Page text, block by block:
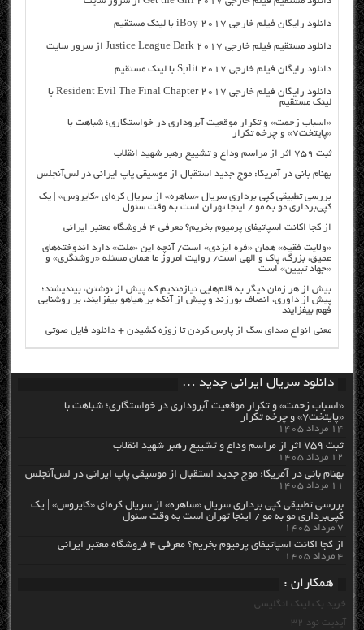
دانلود رایگان فیلم خارجی iBoy 2017 با لینک مستقیم
دانلود مستقیم فیلم خارجی Justice League Dark 2017 از سرور سایت
دانلود رایگان فیلم خارجی Split 2017 با لینک مستقیم
دانلود رایگان فیلم خارجی Resident Evil The Final Chapter 2017 با
لینک مستقیم
«اسباب زحمت» و تکرار موقعیت آبروداری در خواستگاری؛ شباهت با
«پایتخت۷» و چرخه تکرار
ثبت ۷۵۹ اثر از مراسم وداع و تشییع رهبر شهید انقلاب
بهنام بانی در آمریکا: موج جدید استقبال از موسیقی پاپ ایرانی در لس‌آنجلس
بررسی تطبیقی کپی برداری سریال «ساهره» از سریال کره‌ای «کایروس» | یک
کپی‌برداری مو به مو / اینجا تهران است به وقت سئول
از کجا اکانت اسپاتیفای پرمیوم بخریم؟ معرفی ۴ فروشگاه معتبر ایرانی
«ولایت فقیه» همان «فره ایزدی» است/ آنچه این «ملت» دارد اندوخته‌های
عمیق، بزرگ، پاک و الهی است/ روایت امروز ما همان مسئله «روشنگری» و
«جهاد تبیین» است
بیش از هر زمان دیگر به قلم‌هایی نیازمندیم که پیش از نوشتن، بیندیشند؛
پیش از داوری، انصاف بورزند و پیش از آنکه بر هیاهو بیفزایند، بر روشنایی
فهم بیفزایند
معنی انواع صدای سگ از پارس کردن تا زوزه کشیدن + دانلود فایل صوتی
دانلود سریال ایرانی جدید …
«اسباب زحمت» و تکرار موقعیت آبروداری در خواستگاری؛ شباهت با
«پایتخت۷» و چرخه تکرار
۱۴ مرداد ۱۴۰۵
ثبت ۷۵۹ اثر از مراسم وداع و تشییع رهبر شهید انقلاب
۱۲ مرداد ۱۴۰۵
بهنام بانی در آمریکا: موج جدید استقبال از موسیقی پاپ ایرانی در لس‌آنجلس
۱۱ مرداد ۱۴۰۵
بررسی تطبیقی کپی برداری سریال «ساهره» از سریال کره‌ای «کایروس» | یک
کپی‌برداری مو به مو / اینجا تهران است به وقت سئول
۷ مرداد ۱۴۰۵
از کجا اکانت اسپاتیفای پرمیوم بخریم؟ معرفی ۴ فروشگاه معتبر ایرانی
۴ مرداد ۱۴۰۵
همکاران :
خرید بک لینک انگلیسی
آپدیت نود 32